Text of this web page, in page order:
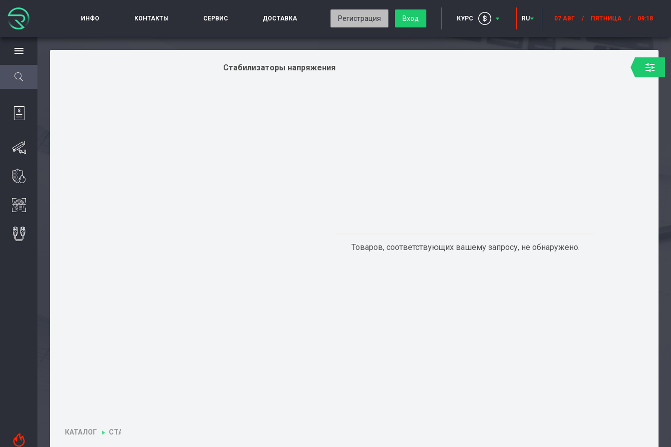
ИНФО КОНТАКТЫ СЕРВИС ДОСТАВКА Регистрация Вход КУРС RU 07 АВГ / ПЯТНИЦА / 09:18
Авторизация
Каталог
Производители
Сервис
КАТАЛОГ СТАБИЛИЗАТОРЫ НАПРЯЖЕНИЯ
Стабилизаторы напряжения
Товаров, соответствующих вашему запросу, не обнаружено.